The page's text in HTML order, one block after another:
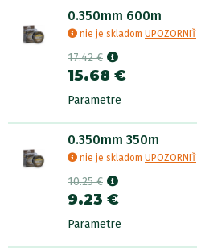
0.350mm 600m
nie je skladom UPOZORNIŤ
17.42 €
15.68 €
Parametre
0.350mm 350m
nie je skladom UPOZORNIŤ
10.25 €
9.23 €
Parametre